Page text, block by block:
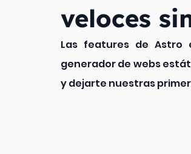
veloces
Las features de Astro
generador de webs
y dejarte nuestras